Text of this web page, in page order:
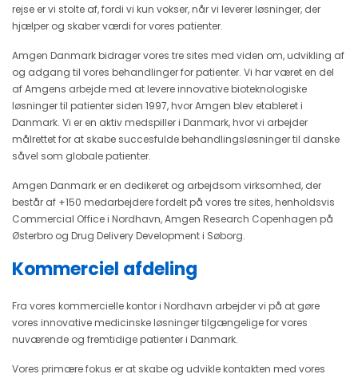
rejse er vi stolte af, fordi vi kun vokser, når vi leverer løsninger, der
hjælper og skaber værdi for vores patienter.
Amgen Danmark bidrager vores tre sites med viden om, udvikling af
og adgang til vores behandlinger for patienter. Vi har været en del
af Amgens arbejde med at levere innovative bioteknologiske
løsninger til patienter siden 1997, hvor Amgen blev etableret i
Danmark. Vi er en aktiv medspiller i Danmark, hvor vi arbejder
målrettet for at skabe succesfulde behandlingsløsninger til danske
såvel som globale patienter.
Amgen Danmark er en dedikeret og arbejdsom virksomhed, der
består af +150 medarbejdere fordelt på vores tre sites, henholdsvis
Commercial Office i Nordhavn, Amgen Research Copenhagen på
Østerbro og Drug Delivery Development i Søborg.
Kommerciel afdeling
Fra vores kommercielle kontor i Nordhavn arbejder vi på at gøre
vores innovative medicinske løsninger tilgængelige for vores
nuværende og fremtidige patienter i Danmark.
Vores primære fokus er at skabe og udvikle kontakten med vores